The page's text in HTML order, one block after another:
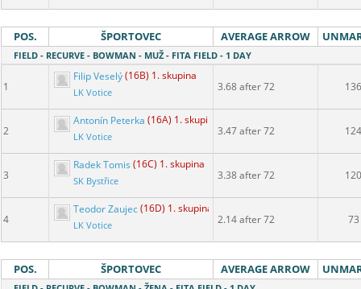
POS. ŠPORTOVEC AVERAGE ARROW
FIELD - RECURVE - BOWMAN - MUŽ - FITA FIELD - 1 DAY
1
Filip Veselý(16B) 1. skupina
LK Votice 3.68 after 72 136
2
Antonín Peterka (16A) 1. skupina
LK Votice 3.47 after 72 124
3
Radek Tomis (16C) 1. skupina
SK Bystřice 3.38 after 72 120
4
Teodor Zaujec(16D) 1. skupina
LK Votice 2.14 after 72 73
POS. ŠPORTOVEC AVERAGE ARROW